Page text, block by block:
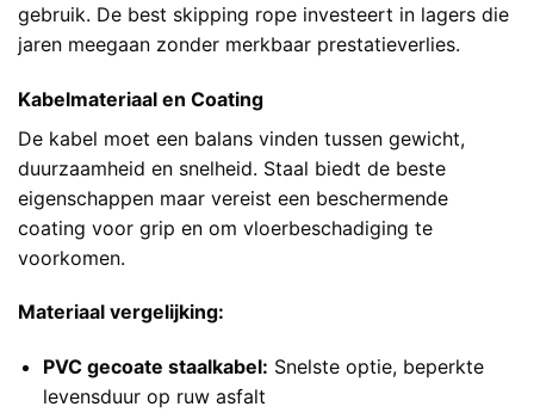
gebruik. De best skipping rope investeert in lagers die
jaren meegaan zonder merkbaar prestatieverlies.
Kabelmateriaal en Coating
De kabel moet een balans vinden tussen gewicht,
duurzaamheid en snelheid. Staal biedt de beste
eigenschappen maar vereist een beschermende
coating voor grip en om vloerbeschadiging te
voorkomen.
Materiaal vergelijking:
PVC gecoate staalkabel: Snelste optie, beperkte
levensduur op ruw asfalt